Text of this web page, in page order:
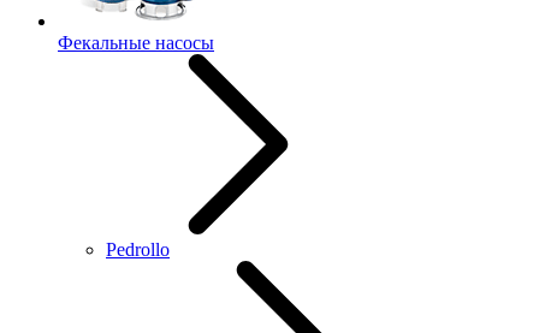
Фекальные насосы
Pedrollo